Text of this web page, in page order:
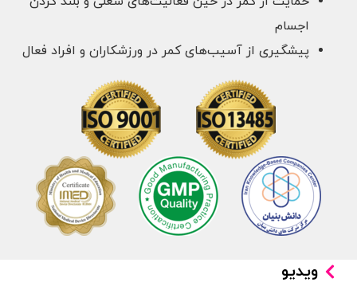
اجسام
پیشگیری از آسیب‌های کمر در ورزشکاران و افراد فعال
ویدیو